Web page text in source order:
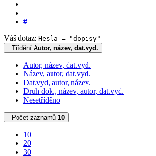
#
Váš dotaz: Hesla = "dopisy"
Třídění Autor, název, dat.vyd.
Autor, název, dat.vyd.
Název, autor, dat.vyd.
Dat.vyd, autor, název.
Druh dok., název, autor, dat.vyd.
Nesetříděno
Počet záznamů 10
10
20
30